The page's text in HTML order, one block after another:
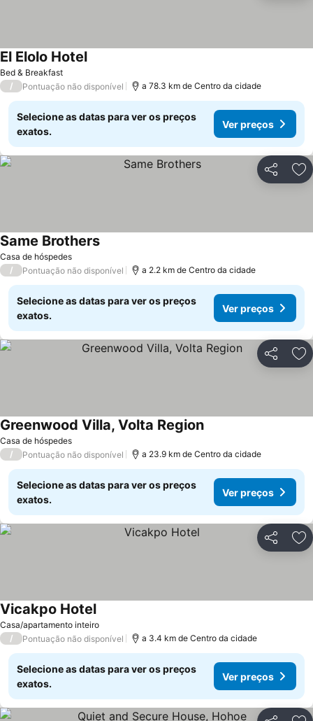
Bed & Breakfast
El Elolo Hotel
/ Pontuação não disponível a 78.3 km de Centro da cidade
Selecione as datas para ver os preços
exatos.
Ver preços
Partilhar
Casa de hóspedes
Same Brothers
/ Pontuação não disponível a 2.2 km de Centro da cidade
Selecione as datas para ver os preços
exatos.
Ver preços
Partilhar
Casa de hóspedes
Greenwood Villa, Volta Region
/ Pontuação não disponível a 23.9 km de Centro da cidade
Selecione as datas para ver os preços
exatos.
Ver preços
Partilhar
Casa/apartamento inteiro
Vicakpo Hotel
/ Pontuação não disponível a 3.4 km de Centro da cidade
Selecione as datas para ver os preços
exatos.
Ver preços